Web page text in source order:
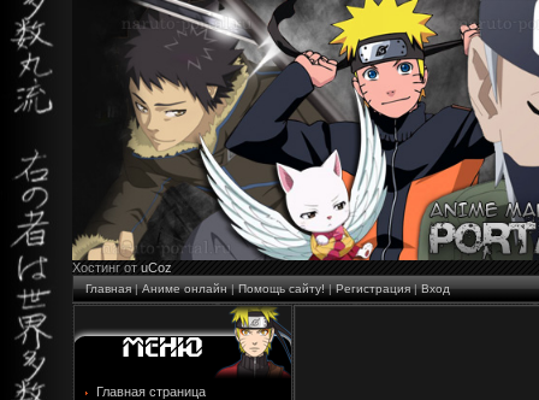
Хостинг от uCoz
Главная|Аниме онлайн|Помощь сайту!|Регистрация|Вход
Главная страница